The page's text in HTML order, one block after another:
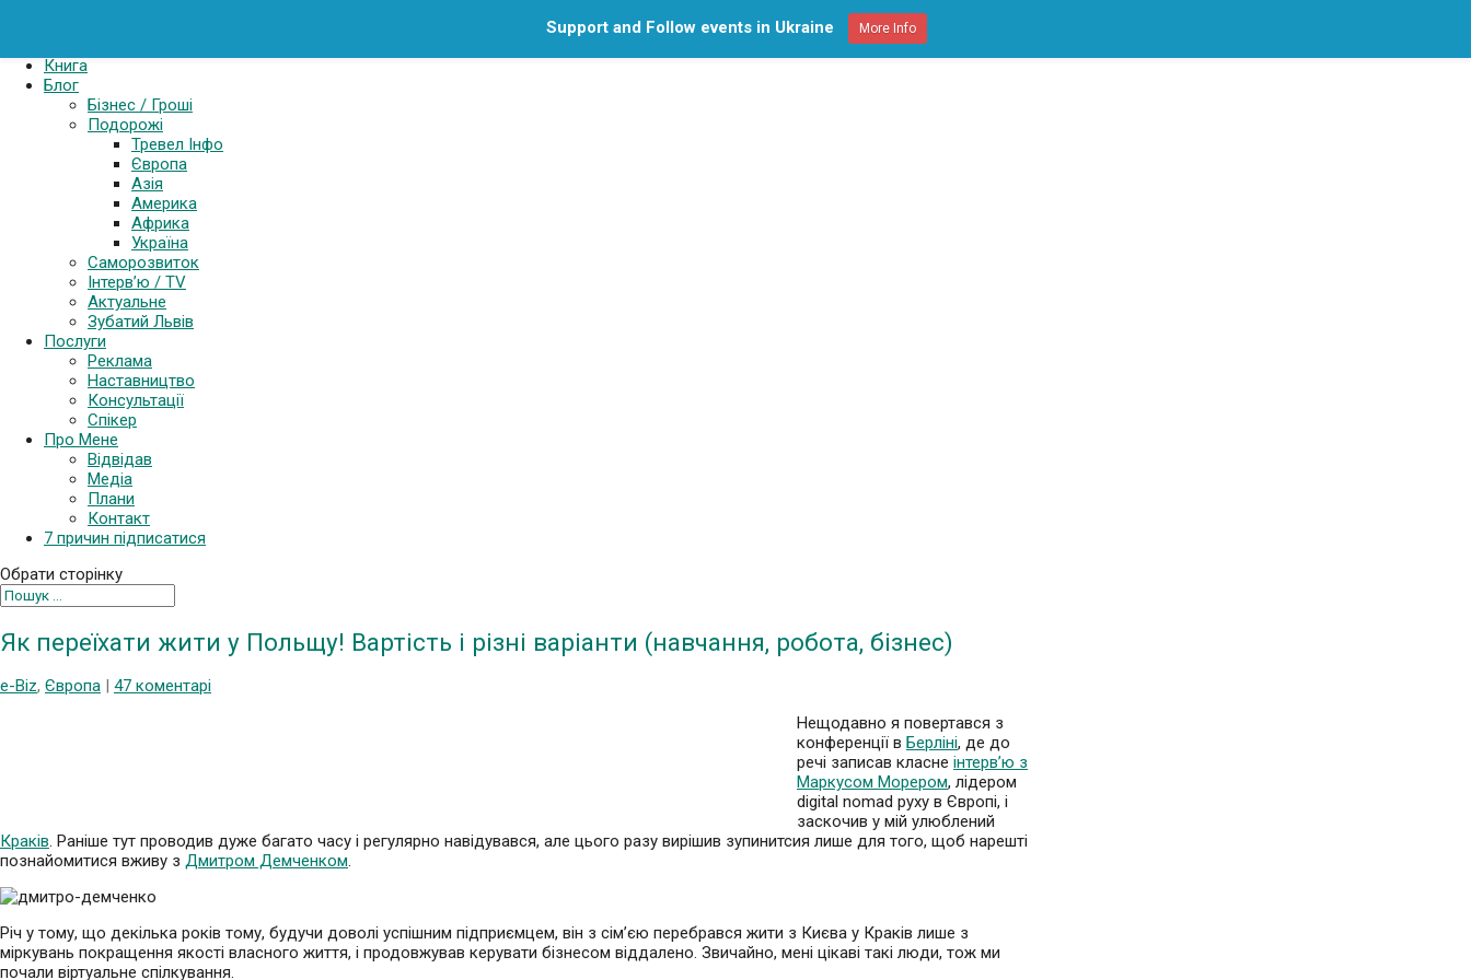
Книга
Блог
Бізнес / Гроші
Подорожі
Тревел Інфо
Європа
Азія
Америка
Африка
Україна
Саморозвиток
Інтерв’ю / TV
Актуальне
Зубатий Львів
Послуги
Реклама
Наставництво
Консультації
Спікер
Про Мене
Відвідав
Медіа
Плани
Контакт
7 причин підписатися
Обрати сторінку
Як переїхати жити у Польщу! Вартість і різні варіанти (навчання, робота, бізнес)
e-Biz, Європа
47 коментарі
Нещодавно я повертався з
конференції в Берліні, де до
речі записав класне інтерв’ю з
Маркусом Морером, лідером
digital nomad руху в Європі, і
заскочив у мій улюблений
Краків. Раніше тут проводив дуже багато часу і регулярно навідувався, але цього разу вирішив зупинитсия лише для того, щоб нарешті
познайомитися вживу з Дмитром Демченком.
Річ у тому, що декілька років тому, будучи доволі успішним підприємцем, він з сім’єю перебрався жити з Києва у Краків лише з
міркувань покращення якості власного життя, і продовжував керувати бізнесом віддалено. Звичайно, мені цікаві такі люди, тож ми
почали віртуальне спілкування.
Support and Follow events in Ukraine More Info